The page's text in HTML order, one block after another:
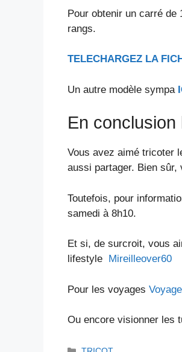
Pour obtenir un carré
rangs.
TELECHARGEZ LA
Un autre modèle sympa
En
Vous avez aimé tricoter
aussi partager. Bien sûr,
Toutefois, pour
samedi à 8h10.
Et si, de surcroit, vous
lifestyle
Mireilleover60
Pour les voyages
Ou encore visionner les